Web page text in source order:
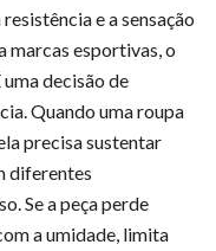
e a sensação
marcas esportivas, o
decisão de
Quando uma roupa
precisa sustentar
diferentes
Se a peça perde
a umidade, limita